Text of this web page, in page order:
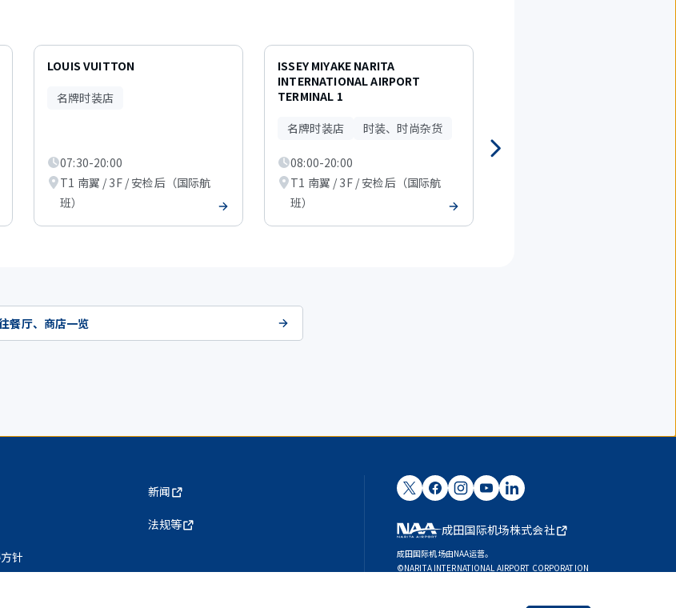
LOUIS VUITTON
名牌时装店
07:30-20:00
T1 南翼 / 3F / 安检后（国际航
班）
ISSEY MIYAKE NARITA
INTERNATIONAL AIRPORT
TERMINAL 1
名牌时装店
时装、时尚杂货
08:00-20:00
T1 南翼 / 3F / 安检后（国际航
班）
餐厅、商店一览
针
新闻
法规等 成田国际机场株式会社
成田国际机场由NAA运营。
©NARITA INTERNATIONAL AIRPORT CORPORATION